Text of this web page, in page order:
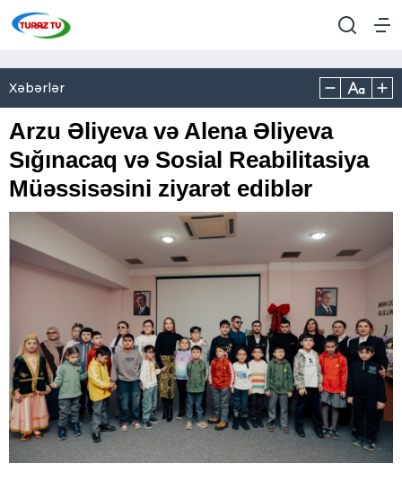
Xəbərlər
Arzu Əliyeva və Alena Əliyeva
Sığınacaq və Sosial Reabilitasiya
Müəssisəsini ziyarət ediblər